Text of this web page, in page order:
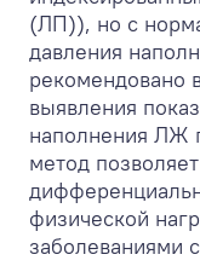
(ЛП)), но с
давления
рекомендовано
выявления
наполнения ЛЖ
метод
физической
заболеваниями